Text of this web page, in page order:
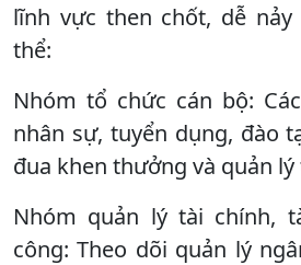
lĩnh vực then chốt, dễ
thể:
Nhóm tổ chức cán bộ:
nhân sự, tuyển dụng, đào
đua khen thưởng và quản
Nhóm quản lý tài chính,
công: Theo dõi quản lý